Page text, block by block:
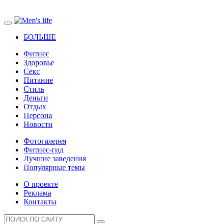
БОЛЬШЕ
Фитнес
Здоровье
Секс
Питание
Стиль
Деньги
Отдых
Персона
Новости
Фотогалерея
Фитнес-гид
Лучшие заведения
Популярные темы
О проекте
Реклама
Контакты